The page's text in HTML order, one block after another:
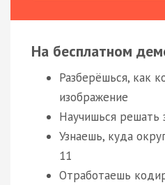
На бесплатном
Разберёшься, как
изображение
Научишься решать
Узнаешь, куда
11
Отработаешь